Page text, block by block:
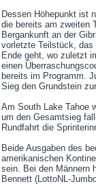
Dessen Höhepunkt ist
die bereits am zweiten
Bergankunft an der
vorletzte Teilstück, das
Ende geht, wo zuletzt
einen
bereits im Programm.
Sieg den Grundstein
Am South Lake Tahoe
um den Gesamtsieg
Rundfahrt die
Beide Ausgaben des
amerikanischen
sein. Bei den Männern
Bennett (LottoNL-